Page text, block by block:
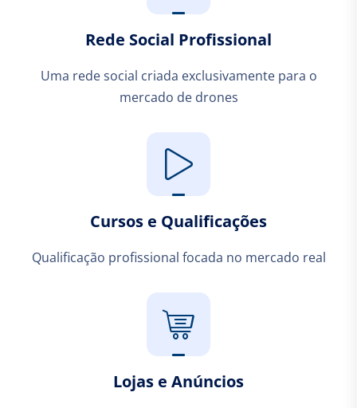
Rede Social Profissional
Uma rede social criada exclusivamente para o
mercado de drones
Cursos e Qualificações
Qualificação profissional focada no mercado real
Lojas e Anúncios